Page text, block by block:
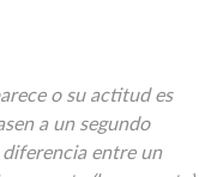
o su actitud es
a un segundo
diferencia entre un